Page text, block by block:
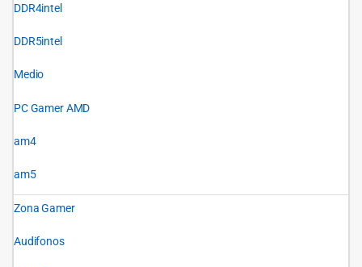
DDR4intel
DDR5intel
Medio
PC Gamer AMD
am4
am5
Zona Gamer
Audifonos